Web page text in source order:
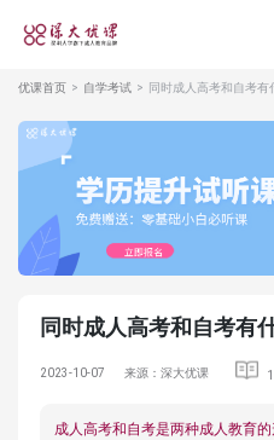
优课首页 自学考试 同时成人高考和自考有
同时成人高考和自考有
2023-10-07 来源：深大优课
成人高考和自考是两种成人教育